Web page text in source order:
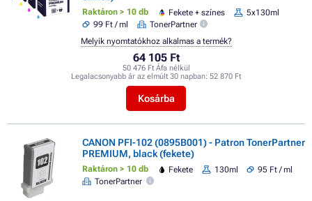
Raktáron > 10 db Fekete + színes
5x130ml
99 Ft / ml
TonerPartner
64 105 Ft
50 476 Ft Áfa nélkül
Legalacsonyabb ár az elmúlt 30 napban: 52 870 Ft
Kosárba
Melyik nyomtatókhoz alkalmas a termék?
CANON PFI-102 (0895B001) - Patron TonerPartner
PREMIUM, black (fekete)
Raktáron > 10 db Fekete 130ml
95 Ft / ml
TonerPartner